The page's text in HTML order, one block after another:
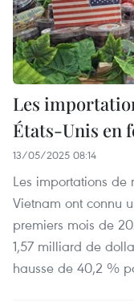
Les
États-Unis en
13/05/2025 08:14
Les importations
Vietnam ont connu
premiers mois de
1,57 milliard de
hausse de 40,2 %